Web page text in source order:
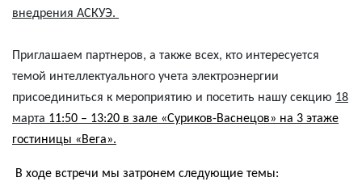
внедрения АСКУЭ.
Приглашаем партнеров, а также всех, кто интересуется
темой интеллектуального учета электроэнергии
присоединиться к мероприятию и посетить нашу секцию 18
марта 11:50 – 13:20 в зале «Суриков-Васнецов» на 3 этаже
гостиницы «Вега».
В ходе встречи мы затронем следующие темы: